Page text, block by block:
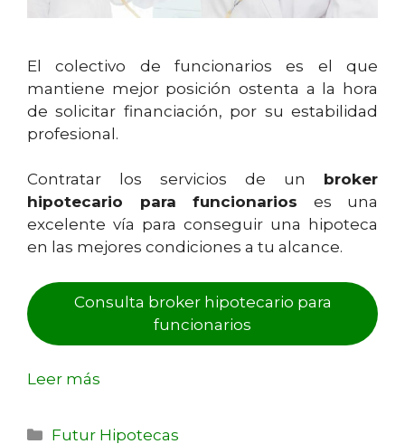
El colectivo de funcionarios es el que
mantiene mejor posición ostenta a la hora
de solicitar financiación, por su estabilidad
profesional.
Contratar los servicios de un broker
hipotecario para funcionarios es una
excelente vía para conseguir una hipoteca
en las mejores condiciones a tu alcance.
Consulta broker hipotecario para
funcionarios
Leer más
Futur Hipotecas